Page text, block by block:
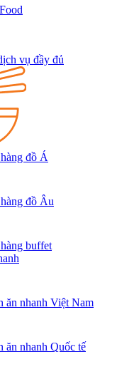
vụ đầy đủ
đồ Á
đồ Âu
buffet
ăn nhanh Việt Nam
ăn nhanh Quốc tế